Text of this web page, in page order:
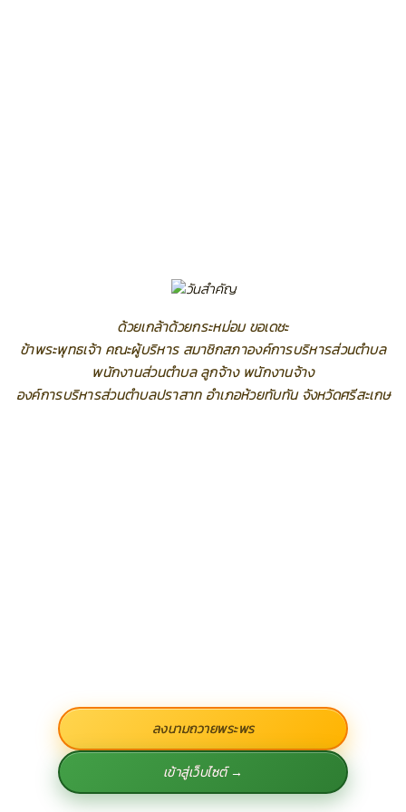
ด้วยเกล้าด้วยกระหม่อม ขอเดชะ
ข้าพระพุทธเจ้า คณะผู้บริหาร สมาชิกสภาองค์การบริหารส่วนตำบล
พนักงานส่วนตำบล ลูกจ้าง พนักงานจ้าง
องค์การบริหารส่วนตำบลปราสาท อำเภอห้วยทับทัน จังหวัดศรีสะเกษ
ลงนามถวายพระพร
เข้าสู่เว็บไซต์ →